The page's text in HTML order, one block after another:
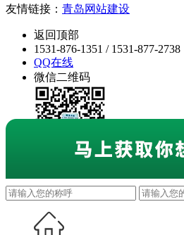
友情链接： 青岛网站建设
返回顶部
1531-876-1351 / 1531-877-2738
QQ在线
微信二维码